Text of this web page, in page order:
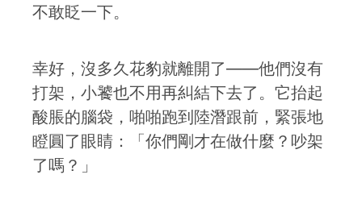
不敢眨一下。
幸好，沒多久花豹就離開了——他們沒有
打架，小饕也不用再糾結下去了。它抬起
酸脹的腦袋，啪啪跑到陸潛跟前，緊張地
瞪圓了眼睛：「你們剛才在做什麼？吵架
了嗎？」